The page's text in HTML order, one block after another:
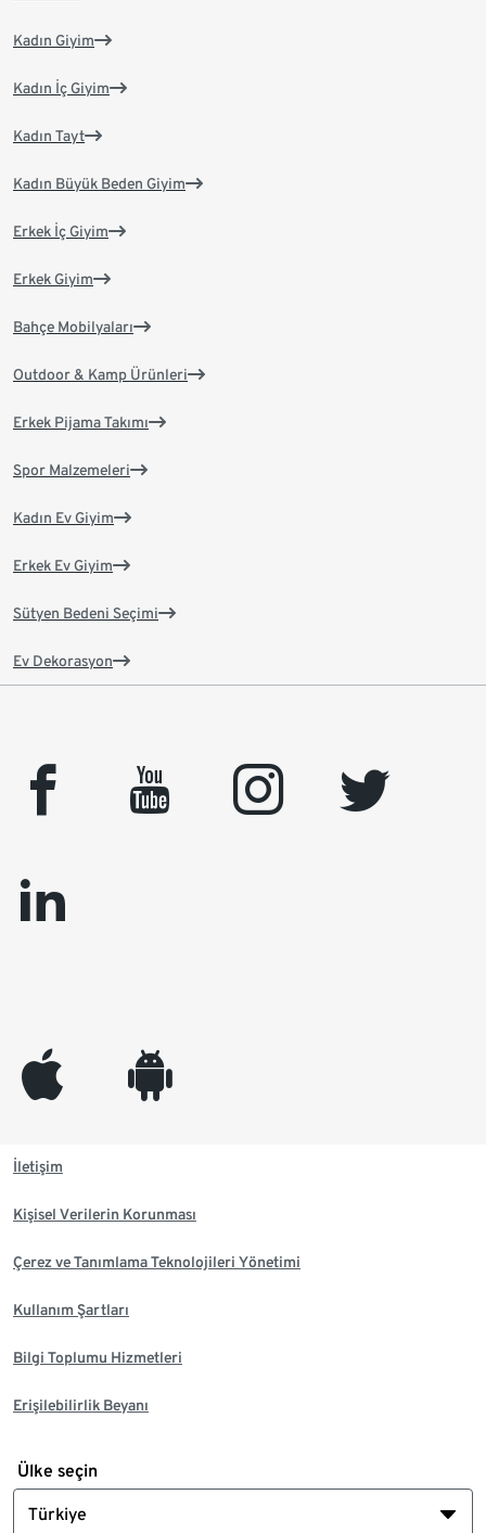
Kadın Giyim
Kadın İç Giyim
Kadın Tayt
Kadın Büyük Beden Giyim
Erkek İç Giyim
Erkek Giyim
Bahçe Mobilyaları
Outdoor & Kamp Ürünleri
Erkek Pijama Takımı
Spor Malzemeleri
Kadın Ev Giyim
Erkek Ev Giyim
Sütyen Bedeni Seçimi
Ev Dekorasyon
facebook youtube instagram
twitter
linkedin
appleinc android
İletişim
Kişisel Verilerin Korunması
Çerez ve Tanımlama Teknolojileri Yönetimi
Kullanım Şartları
Bilgi Toplumu Hizmetleri
Erişilebilirlik Beyanı
Ülke seçin
Türkiye